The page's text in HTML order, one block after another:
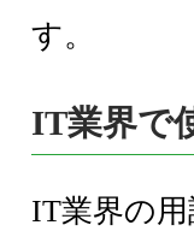
す。
IT業界で
IT業界の用